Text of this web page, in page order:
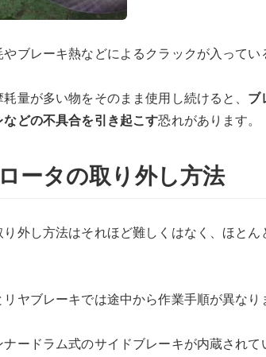
ブレーキ熱などによるクラックが入ってい
量が多い物をそのまま使用し続けると、 ブ
どの不具合を引き起こす恐れがあります。
ータの取り外し方法
外し方法はそれほど難しくはなく、ほと
ヤブレーキでは途中から作業手順が異なり
ナードラム式のサイドブレーキが内蔵され